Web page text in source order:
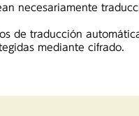
necesariamente
de traducción
mediante cifrado.